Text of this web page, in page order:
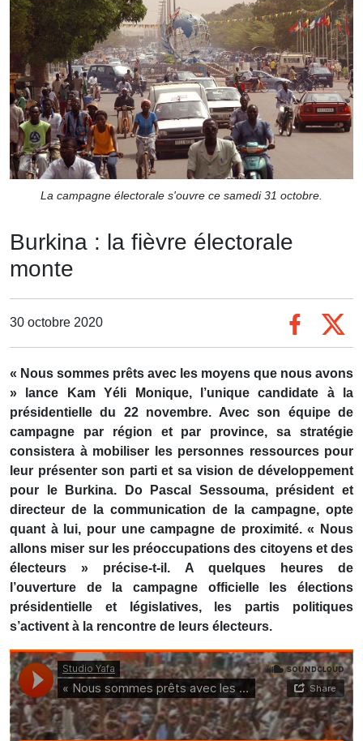
La campagne électorale s'ouvre ce samedi 31 octobre.
Burkina : la fièvre électorale
monte
30 octobre 2020
« Nous sommes prêts avec les moyens que nous avons
» lance Kam Yéli Monique, l’unique candidate à la
présidentielle du 22 novembre. Avec son équipe de
campagne par région et par province, sa stratégie
consistera à mobiliser les personnes ressources pour
leur présenter son parti et sa vision de développement
pour le Burkina. Do Pascal Sessouma, président et
directeur de la communication de la campagne, opte
quant à lui, pour une campagne de proximité. « Nous
allons miser sur les préoccupations des citoyens et des
électeurs » précise-t-il. A quelques heures de
l’ouverture de la campagne officielle les élections
présidentielle et législatives, les partis politiques
s’activent à la rencontre de leurs électeurs.